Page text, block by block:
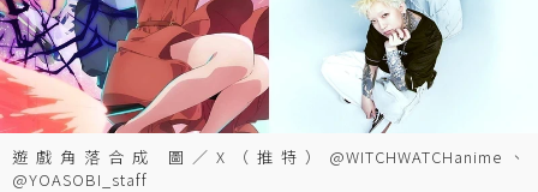
遊戲角落合成 圖／X（推特）@WITCHWATCHanime、
@YOASOBI_staff